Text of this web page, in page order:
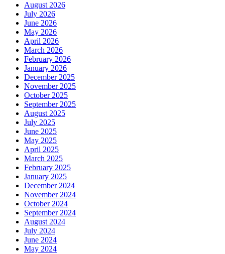
August 2026
July 2026
June 2026
May 2026
April 2026
March 2026
February 2026
January 2026
December 2025
November 2025
October 2025
September 2025
August 2025
July 2025
June 2025
May 2025
April 2025
March 2025
February 2025
January 2025
December 2024
November 2024
October 2024
September 2024
August 2024
July 2024
June 2024
May 2024